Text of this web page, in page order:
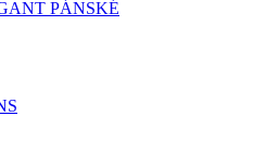
PÁNSKÉ